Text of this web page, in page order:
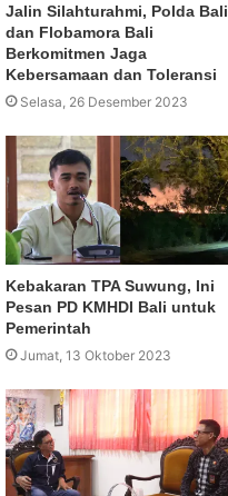
Jalin Silahturahmi, Polda Bali
dan Flobamora Bali
Berkomitmen Jaga
Kebersamaan dan Toleransi
Selasa, 26 Desember 2023
Kebakaran TPA Suwung, Ini
Pesan PD KMHDI Bali untuk
Pemerintah
Jumat, 13 Oktober 2023